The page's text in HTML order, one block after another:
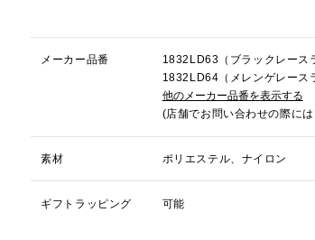
メーカー品番
1832LD63（ブラックレース
1832LD64（メレンゲレース
他のメーカー品番を表示する
(店舗でお問い合わせの際に
素材 ポリエステル、ナイロン
ギフトラッピング 可能